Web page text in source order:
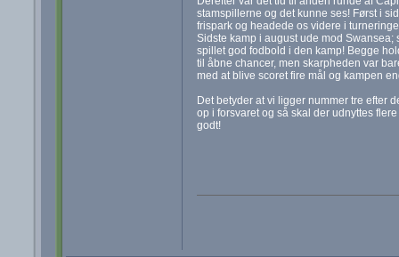
stamspillerne og det kunne ses! Først i
frispark og headede os videre i
Sidste kamp i august ude mod
spillet god fodbold i den kamp! Begge
til åbne chancer, men skarpheden var
med at blive scoret fire mål og kampen
Det betyder at vi ligger nummer tre efter
op i forsvaret og så skal der udnyttes
godt!